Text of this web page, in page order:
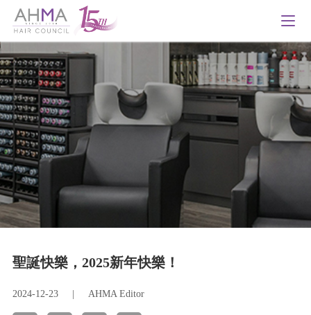
聖誕快樂，2025新年快樂！
2024-12-23 AHMA Editor